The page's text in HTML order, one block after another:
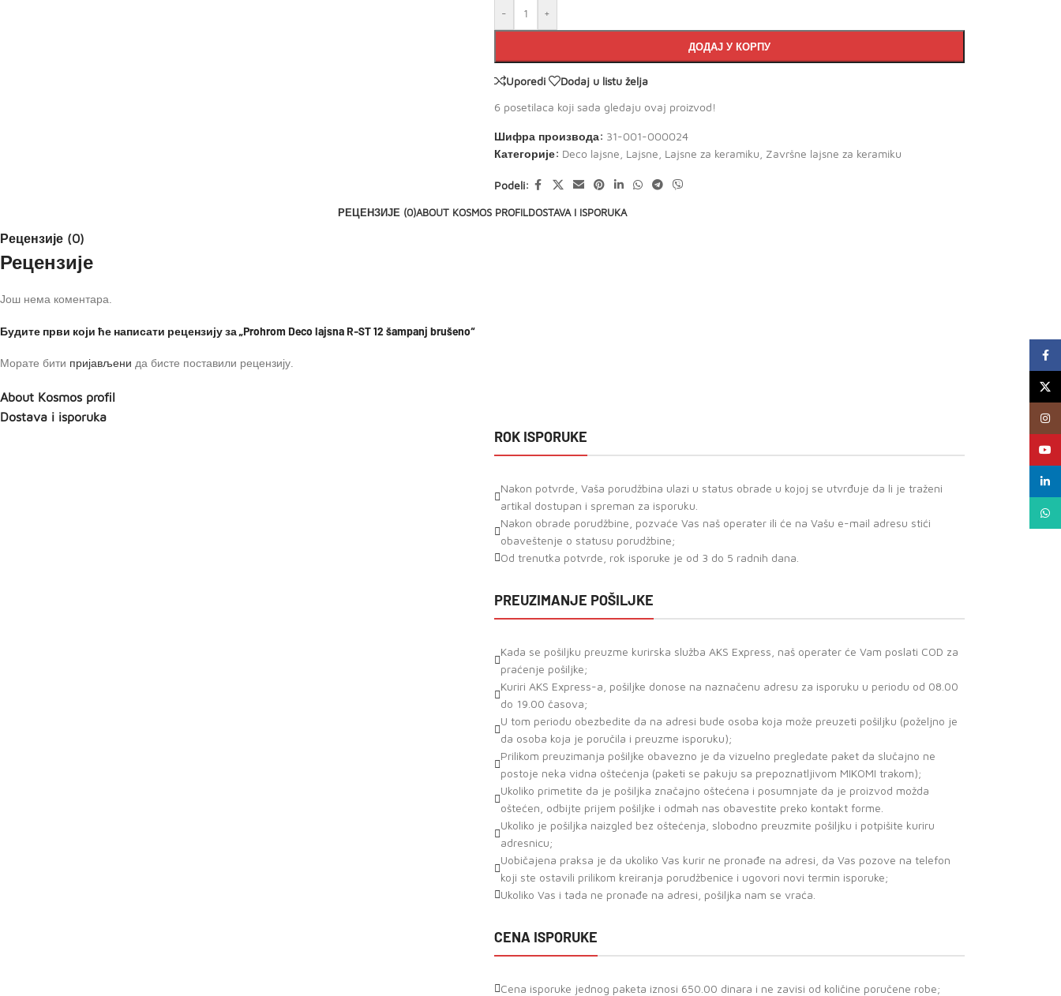
- +
ДОДАЈ У КОРПУ
Uporedi
Dodaj u listu želja
6 posetilaca koji sada gledaju ovaj proizvod!
Шифра производа: 31-001-000024
Категорије: Deco lajsne Lajsne Lajsne za keramiku Završne lajsne za keramiku
Podeli:
РЕЦЕНЗИЈЕ (0)ABOUT KOSMOS PROFILDOSTAVA I ISPORUKA
Рецензије (0)
Рецензије
Још нема коментара.
Будите први који ће написати рецензију за „Prohrom Deco lajsna R-ST 12 šampanj brušeno“
Морате бити пријављени да бисте поставили рецензију.
About Kosmos profil
Dostava i isporuka
ROK ISPORUKE
Nakon potvrde, Vaša porudžbina ulazi u status obrade u kojoj se utvrđuje da li je traženi
artikal dostupan i spreman za isporuku.
Nakon obrade porudžbine, pozvaće Vas naš operater ili će na Vašu e-mail adresu stići
obaveštenje o statusu porudžbine;
Od trenutka potvrde, rok isporuke je od 3 do 5 radnih dana.
PREUZIMANJE POŠILJKE
Kada se pošiljku preuzme kurirska služba AKS Express, naš operater će Vam poslati COD za
praćenje pošiljke;
Kuriri AKS Express-a, pošiljke donose na naznačenu adresu za isporuku u periodu od 08.00
do 19.00 časova;
U tom periodu obezbedite da na adresi bude osoba koja može preuzeti pošiljku (poželjno je
da osoba koja je poručila i preuzme isporuku);
Prilikom preuzimanja pošiljke obavezno je da vizuelno pregledate paket da slučajno ne
postoje neka vidna oštećenja (paketi se pakuju sa prepoznatljivom MIKOMI trakom);
Ukoliko primetite da je pošiljka značajno oštećena i posumnjate da je proizvod možda
oštećen, odbijte prijem pošiljke i odmah nas obavestite preko kontakt forme.
Ukoliko je pošiljka naizgled bez oštećenja, slobodno preuzmite pošiljku i potpišite kuriru
adresnicu;
Uobičajena praksa je da ukoliko Vas kurir ne pronađe na adresi, da Vas pozove na telefon
koji ste ostavili prilikom kreiranja porudžbenice i ugovori novi termin isporuke;
Ukoliko Vas i tada ne pronađe na adresi, pošiljka nam se vraća.
CENA ISPORUKE
Cena isporuke jednog paketa iznosi 650.00 dinara i ne zavisi od količine poručene robe;